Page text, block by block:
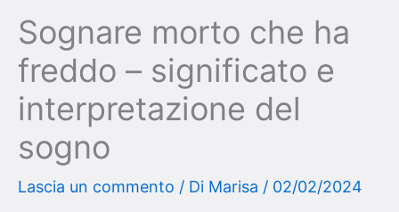
Sognare morto che ha
freddo – significato e
interpretazione del
sogno
Lascia un commento / Di Marisa / 02/02/2024